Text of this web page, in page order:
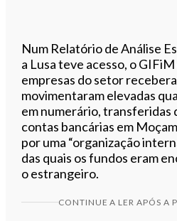
Num Relatório de Análise
a Lusa teve acesso, o
empresas do setor
movimentaram elevadas
em numerário, transferidas
contas bancárias em
por uma “organização
das quais os fundos eram
o estrangeiro.
CONTINUE A LER APÓS A